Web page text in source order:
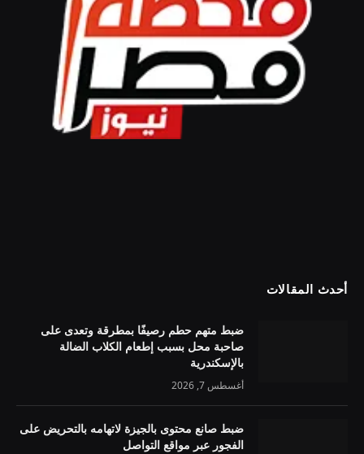
أحدث المقالات
ضبط متهم حطم رصيفًا بمطرقة وتعدى على
صاحبة محل بسبب إطعام الكلاب الضالة
بالإسكندرية
أغسطس 7, 2026
ضبط صانع محتوى بالجيزة لاتهامه بالتحريض على
الفجور عبر مواقع التواصل